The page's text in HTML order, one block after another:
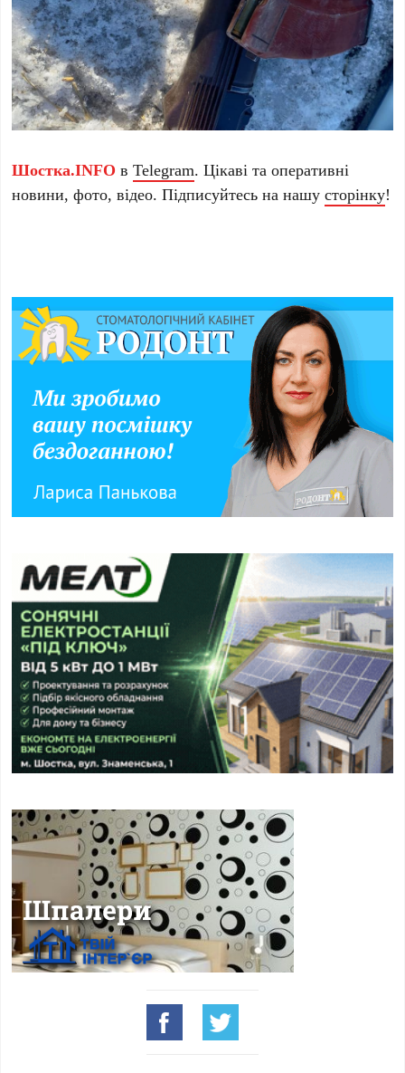
Шостка.INFO вTelegram. Цікаві та оперативні
новини, фото, відео. Підписуйтесь на нашусторінку!